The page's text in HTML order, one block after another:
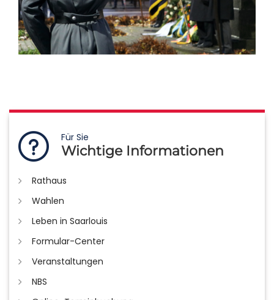
Für Sie
Wichtige Informationen
Rathaus
Wahlen
Leben in Saarlouis
Formular-Center
Veranstaltungen
NBS